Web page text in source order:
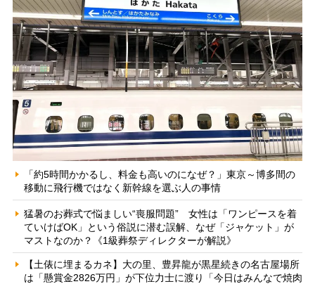
「約5時間かかるし、料金も高いのになぜ？」東京～博多間の
移動に飛行機ではなく新幹線を選ぶ人の事情
猛暑のお葬式で悩ましい“喪服問題” 女性は「ワンピースを着
ていけばOK」という俗説に潜む誤解、なぜ「ジャケット」が
マストなのか？《1級葬祭ディレクターが解説》
【土俵に埋まるカネ】大の里、豊昇龍が黒星続きの名古屋場所
は「懸賞金2826万円」が下位力士に渡り「今日はみんなで焼肉